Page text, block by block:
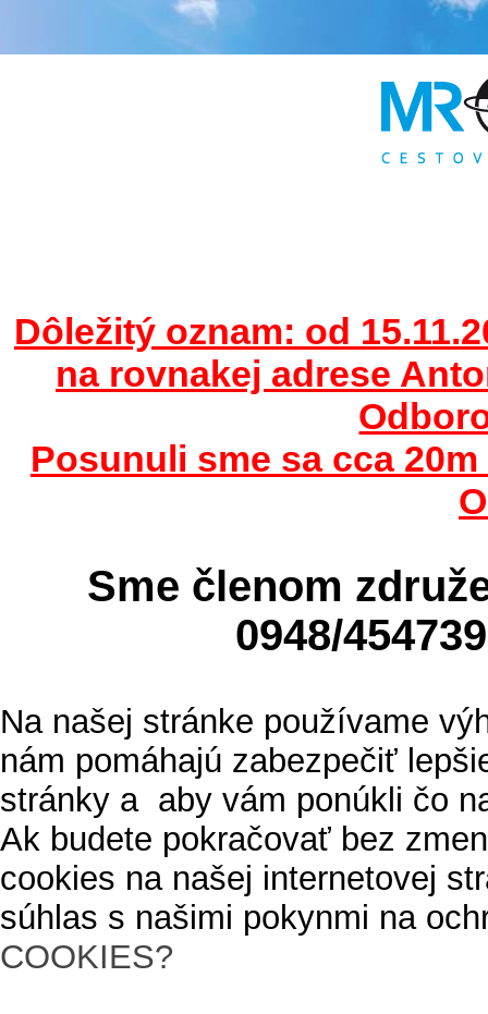
Dôležitý oznam: od
na rovnakej adrese
Posunuli sme sa cca
Sme členom
0948/
Na našej stránke používame
nám pomáhajú zabezpečiť
stránky a aby vám ponúkli čo
Ak budete pokračovať bez
cookies na našej internetovej
súhlas s našimi pokynmi na
COOKIES?